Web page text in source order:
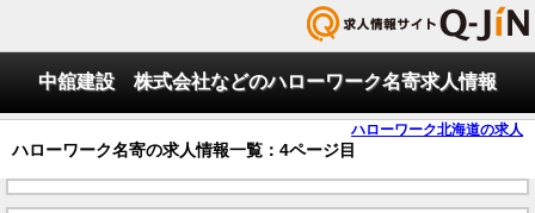
中舘建設 株式会社などのハローワーク名寄求人情報
ハローワーク北海道の求人
ハローワーク名寄の求人情報一覧：4ページ目